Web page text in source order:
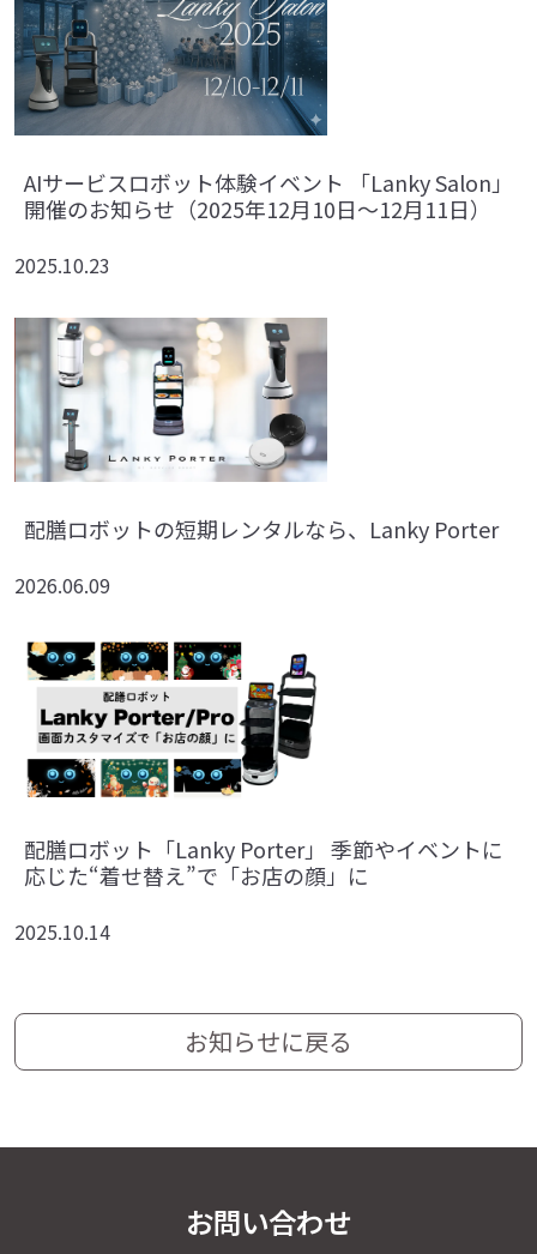
AIサービスロボット体験イベント 「Lanky Salon」
開催のお知らせ（2025年12月10日～12月11日）
2025.10.23
配膳ロボットの短期レンタルなら、Lanky Porter
2026.06.09
配膳ロボット「Lanky Porter」 季節やイベントに
応じた“着せ替え”で「お店の顔」に
2025.10.14
お知らせに戻る
お問い合わせ